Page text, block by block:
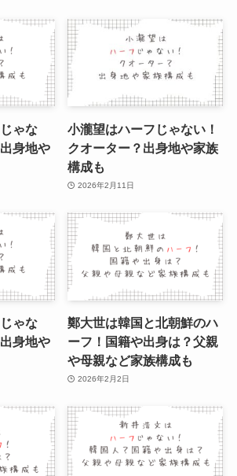
ゃな
身地や
小瀧望はハーフじゃない！
クオーター？出身地や家族
構成も
2026年2月11日
ゃな
身地や
鄭大世は韓国と北朝鮮のハ
ーフ！国籍や出身は？父親
や母親など家族構成も
2026年2月2日